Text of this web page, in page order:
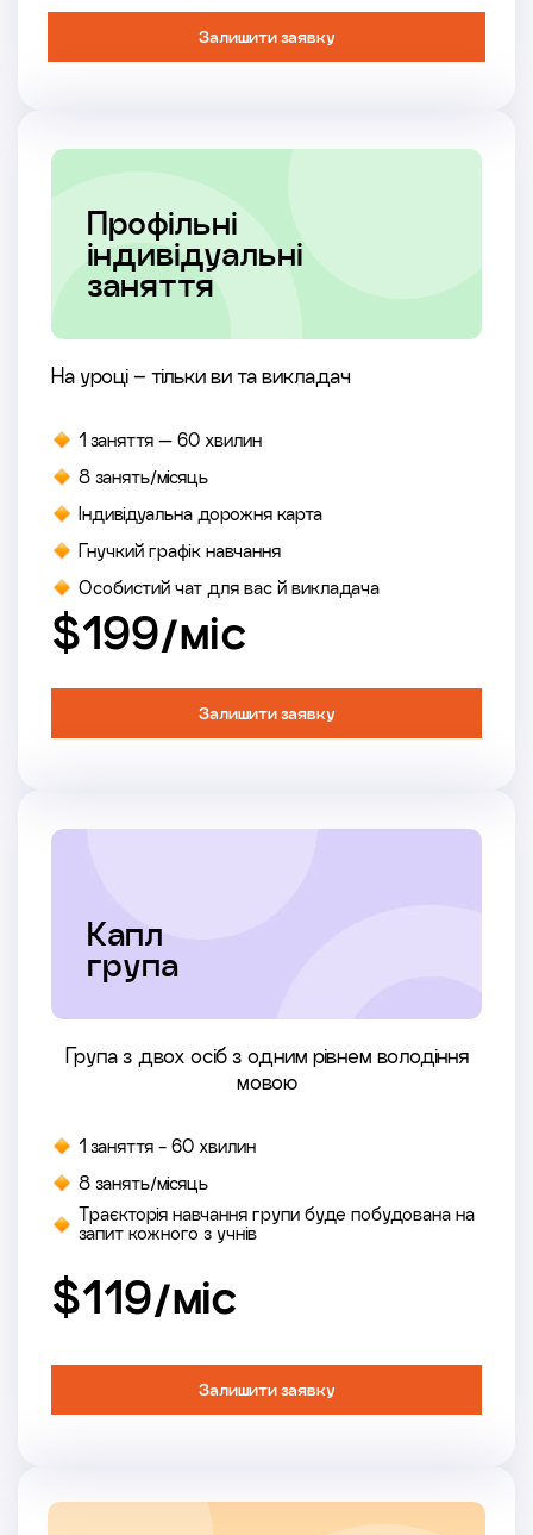
Залишити заявку
Профільні
індивідуальні
заняття
На уроці – тільки ви та викладач
1 заняття — 60 хвилин
8 занять/місяць
Індивідуальна дорожня карта
Гнучкий графік навчання
Особистий чат для вас й викладача
$199/мiс
Залишити заявку
Капл
група
Група з двох осіб з одним рівнем володіння
мовою
1 заняття - 60 хвилин
8 занять/місяць
Траєкторія навчання групи буде побудована на
запит кожного з учнів
$119/міс
Залишити заявку